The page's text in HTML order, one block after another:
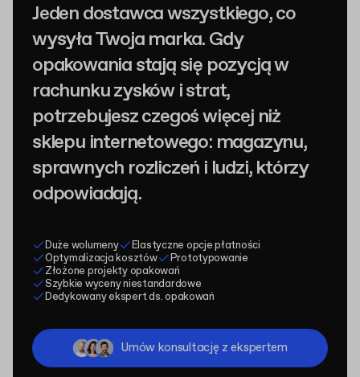
Jeden dostawca wszystkiego, co
wysyła Twoja marka. Gdy
opakowania stają się pozycją w
rachunku zysków i strat,
potrzebujesz czegoś więcej niż
sklepu internetowego: magazynu,
sprawnych rozliczeń i ludzi, którzy
odpowiadają.
Duże wolumeny
Elastyczne opcje płatności
Optymalizacja kosztów
Prototypowanie
Złożone projekty opakowań
Szybkie wyceny niestandardowe
Dedykowany ekspert ds. opakowań
Umów konsultację z ekspertem